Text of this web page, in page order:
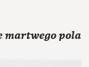
martwego pola